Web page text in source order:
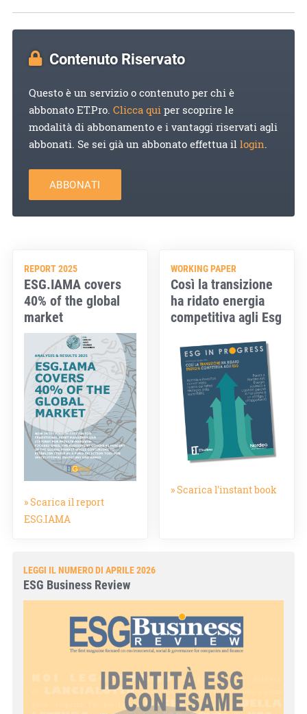
Contenuto Riservato
Questo è un servizio o contenuto per chi è
abbonato ET.Pro. Clicca quiper scoprire le
modalità di abbonamento e i vantaggi riservati agli
abbonati. Se sei già un abbonato effettua illogin.
ABBONATI
REPORT 2025
ESG.IAMA covers
40% of the global
market
» Scarica il report
ESG.IAMA
WORKING PAPER
Così la transizione
ha ridato energia
competitiva agli Esg
» Scarica l'instant book
LEGGI IL NUMERO DI APRILE 2026
ESG Business Review